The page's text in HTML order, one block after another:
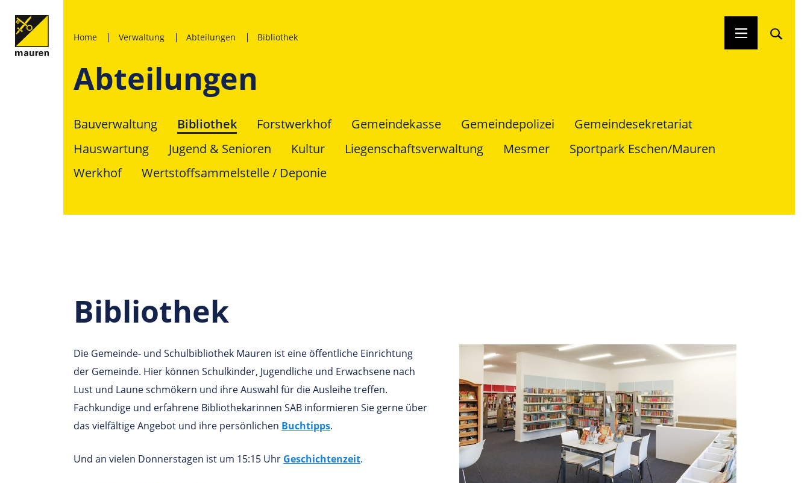
Home Verwaltung Abteilungen Bibliothek
Abteilungen
Bauverwaltung Bibliothek Forstwerkhof Gemeindekasse Gemeindepolizei
Gemeindesekretariat
Hauswartung
Jugend & Senioren Kultur Liegenschaftsverwaltung Mesmer
Sportpark Eschen/Mauren
Werkhof
Wertstoffsammelstelle / Deponie
Bibliothek
Die Gemeinde- und Schulbibliothek Mauren ist eine öffentliche Einrichtung
der Gemeinde. Hier können Schulkinder, Jugendliche und Erwachsene nach
Lust und Laune schmökern und ihre Auswahl für die Ausleihe treffen.
Fachkundige und erfahrene Bibliothekarinnen SAB informieren Sie gerne über
das vielfältige Angebot und ihre persönlichen Buchtipps.
Und an vielen Donnerstagen ist um 15:15 Uhr Geschichtenzeit.